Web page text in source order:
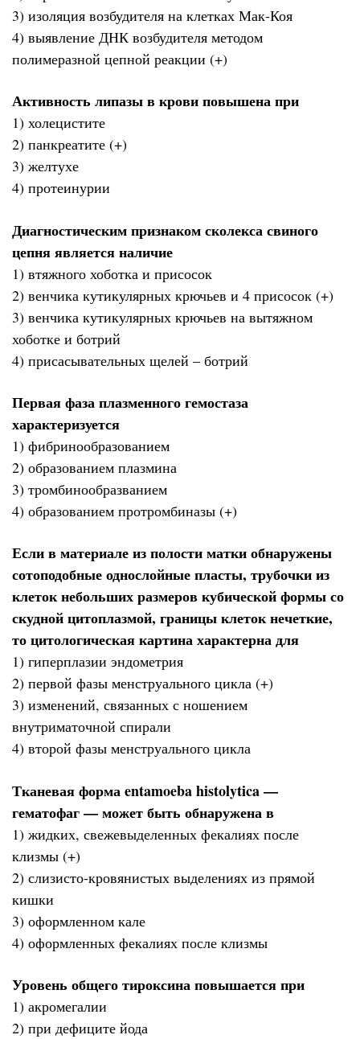
3) изоляция возбудителя на клетках Мак-Коя
4) выявление ДНК возбудителя методом
полимеразной цепной реакции (+)
Активность липазы в крови повышена при
1) холецистите
2) панкреатите (+)
3) желтухе
4) протеинурии
Диагностическим признаком сколекса свиного
цепня является наличие
1) втяжного хоботка и присосок
2) венчика кутикулярных крючьев и 4 присосок (+)
3) венчика кутикулярных крючьев на вытяжном
хоботке и ботрий
4) присасывательных щелей – ботрий
Первая фаза плазменного гемостаза
характеризуется
1) фибринообразованием
2) образованием плазмина
3) тромбинообразванием
4) образованием протромбиназы (+)
Если в материале из полости матки обнаружены
сотоподобные однослойные пласты, трубочки из
клеток небольших размеров кубической формы со
скудной цитоплазмой, границы клеток нечеткие,
то цитологическая картина характерна для
1) гиперплазии эндометрия
2) первой фазы менструального цикла (+)
3) изменений, связанных с ношением
внутриматочной спирали
4) второй фазы менструального цикла
Тканевая форма entamoeba histolytica —
гематофаг — может быть обнаружена в
1) жидких, свежевыделенных фекалиях после
клизмы (+)
2) слизисто-кровянистых выделениях из прямой
кишки
3) оформленном кале
4) оформленных фекалиях после клизмы
Уровень общего тироксина повышается при
1) акромегалии
2) при дефиците йода